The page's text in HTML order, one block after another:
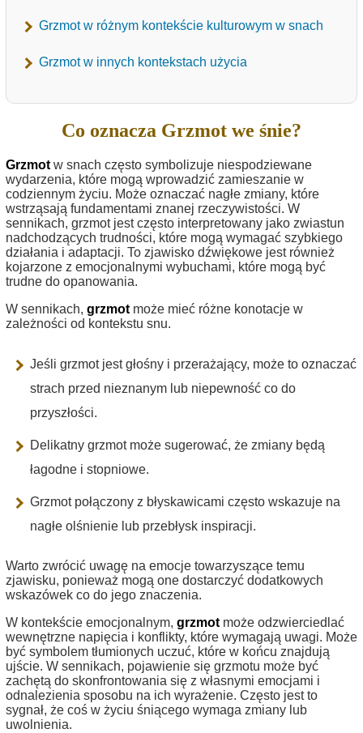
Grzmot w różnym kontekście kulturowym w snach
Grzmot w innych kontekstach użycia
Co oznacza Grzmot we śnie?
Grzmot w snach często symbolizuje niespodziewane
wydarzenia, które mogą wprowadzić zamieszanie w
codziennym życiu. Może oznaczać nagłe zmiany, które
wstrząsają fundamentami znanej rzeczywistości. W
sennikach, grzmot jest często interpretowany jako zwiastun
nadchodzących trudności, które mogą wymagać szybkiego
działania i adaptacji. To zjawisko dźwiękowe jest również
kojarzone z emocjonalnymi wybuchami, które mogą być
trudne do opanowania.
W sennikach, grzmot może mieć różne konotacje w
zależności od kontekstu snu.
Jeśli grzmot jest głośny i przerażający, może to oznaczać
strach przed nieznanym lub niepewność co do
przyszłości.
Delikatny grzmot może sugerować, że zmiany będą
łagodne i stopniowe.
Grzmot połączony z błyskawicami często wskazuje na
nagłe olśnienie lub przebłysk inspiracji.
Warto zwrócić uwagę na emocje towarzyszące temu
zjawisku, ponieważ mogą one dostarczyć dodatkowych
wskazówek co do jego znaczenia.
W kontekście emocjonalnym, grzmot może odzwierciedlać
wewnętrzne napięcia i konflikty, które wymagają uwagi. Może
być symbolem tłumionych uczuć, które w końcu znajdują
ujście. W sennikach, pojawienie się grzmotu może być
zachętą do skonfrontowania się z własnymi emocjami i
odnalezienia sposobu na ich wyrażenie. Często jest to
sygnał, że coś w życiu śniącego wymaga zmiany lub
uwolnienia.